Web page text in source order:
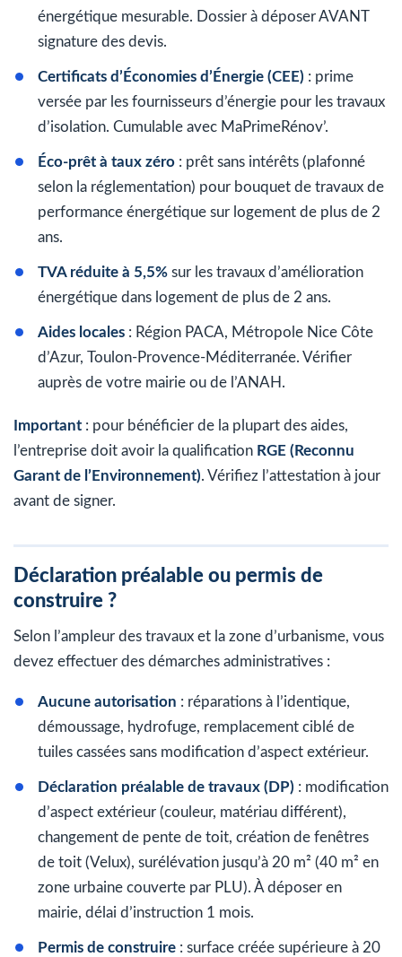
énergétique mesurable. Dossier à déposer AVANT
signature des devis.
Certificats d’Économies d’Énergie (CEE) : prime
versée par les fournisseurs d’énergie pour les travaux
d’isolation. Cumulable avec MaPrimeRénov’.
Éco-prêt à taux zéro : prêt sans intérêts (plafonné
selon la réglementation) pour bouquet de travaux de
performance énergétique sur logement de plus de 2
ans.
TVA réduite à 5,5% sur les travaux d’amélioration
énergétique dans logement de plus de 2 ans.
Aides locales : Région PACA, Métropole Nice Côte
d’Azur, Toulon-Provence-Méditerranée. Vérifier
auprès de votre mairie ou de l’ANAH.
Important : pour bénéficier de la plupart des aides,
l’entreprise doit avoir la qualification RGE (Reconnu
Garant de l’Environnement). Vérifiez l’attestation à jour
avant de signer.
Déclaration préalable ou permis de
construire ?
Selon l’ampleur des travaux et la zone d’urbanisme, vous
devez effectuer des démarches administratives :
Aucune autorisation : réparations à l’identique,
démoussage, hydrofuge, remplacement ciblé de
tuiles cassées sans modification d’aspect extérieur.
Déclaration préalable de travaux (DP) : modification
d’aspect extérieur (couleur, matériau différent),
changement de pente de toit, création de fenêtres
de toit (Velux), surélévation jusqu’à 20 m² (40 m² en
zone urbaine couverte par PLU). À déposer en
mairie, délai d’instruction 1 mois.
Permis de construire : surface créée supérieure à 20